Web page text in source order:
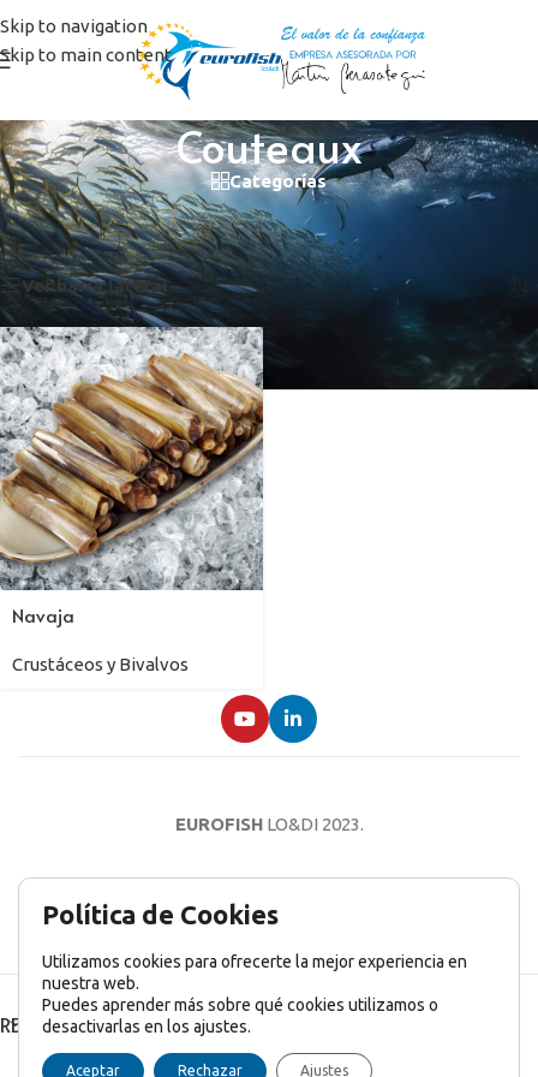
Skip to navigation
Skip to main content
Couteaux
Categorías
Inicio/Productos etiquetados “Couteaux”
Mostrando el único resultado
Ver barra lateral
Navaja
Crustáceos y Bivalvos
EUROFISHLO&DI 2023.
AVISO LEGAL POLÍTICA DE PRIVACIDAD
RECENT POSTS
Política de Cookies
Utilizamos cookies para ofrecerte la mejor experiencia en
nuestra web.
Puedes aprender más sobre qué cookies utilizamos o
desactivarlas en los ajustes.
Aceptar Rechazar Ajustes
English Inglés) Français(Francés